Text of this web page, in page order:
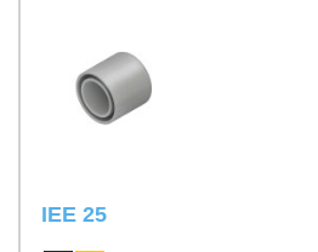
IEE 25